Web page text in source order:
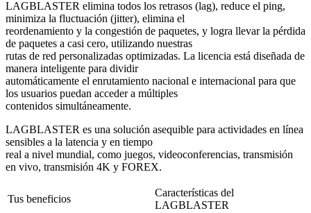
LAGBLASTER elimina todos los retrasos (lag), reduce el ping,
minimiza la fluctuación (jitter), elimina el
reordenamiento y la congestión de paquetes, y logra llevar la pérdida
de paquetes a casi cero, utilizando nuestras
rutas de red personalizadas optimizadas. La licencia está diseñada de
manera inteligente para dividir
automáticamente el enrutamiento nacional e internacional para que
los usuarios puedan acceder a múltiples
contenidos simultáneamente.
LAGBLASTER es una solución asequible para actividades en línea
sensibles a la latencia y en tiempo
real a nivel mundial, como juegos, videoconferencias, transmisión
en vivo, transmisión 4K y FOREX.
Tus beneficios
Características del
LAGBLASTER